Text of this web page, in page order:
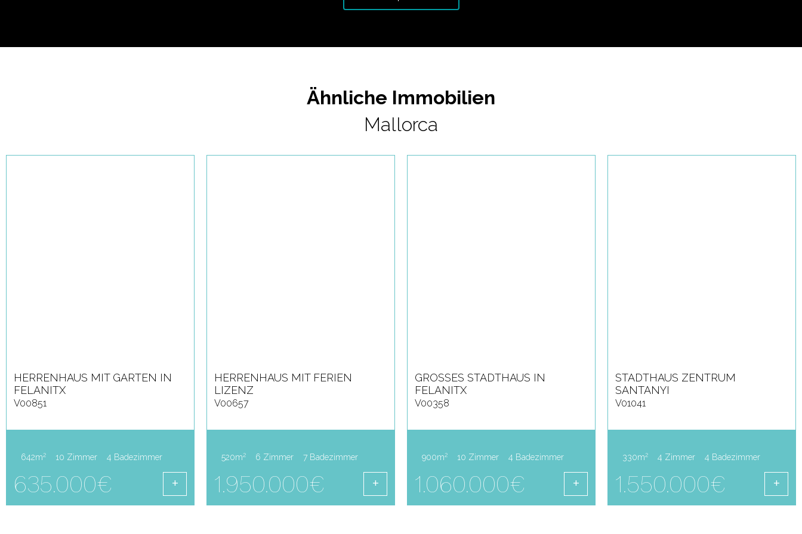
Ähnliche Immobilien
Mallorca
HERRENHAUS MIT GARTEN IN
FELANITX
V00851
642m2 10 Zimmer 4 Badezimmer
635.000€
HERRENHAUS MIT FERIEN
LIZENZ
V00657
520m2 6 Zimmer 7 Badezimmer
1.950.000€
GROSSES STADTHAUS IN F
ELANITX
V00358
900m2 10 Zimmer 4 Badezimmer
1.060.000€
STADTHAUS ZENTRUM
SANTANYI
V01041
330m2 4 Zimmer 4 Badezimmer
1.550.000€